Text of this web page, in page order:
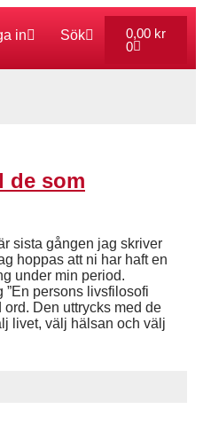
in Sök 0,00 kr
0
de som
sista gången jag skriver
hoppas att ni har haft en
under min period.
”En persons livsfilosofi
ord. Den uttrycks med de
livet, välj hälsan och välj